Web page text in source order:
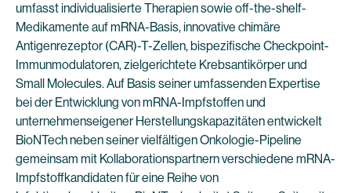
umfasst individualisierte Therapien sowie off-the-shelf-
Medikamente auf mRNA-Basis, innovative chimäre
Antigenrezeptor (CAR)-T-Zellen, bispezifische Checkpoint-
Immunmodulatoren, zielgerichtete Krebsantikörper und
Small Molecules. Auf Basis seiner umfassenden Expertise
bei der Entwicklung von mRNA-Impfstoffen und
unternehmenseigener Herstellungskapazitäten entwickelt
BioNTech neben seiner vielfältigen Onkologie-Pipeline
gemeinsam mit Kollaborationspartnern verschiedene mRNA-
Impfstoffkandidaten für eine Reihe von